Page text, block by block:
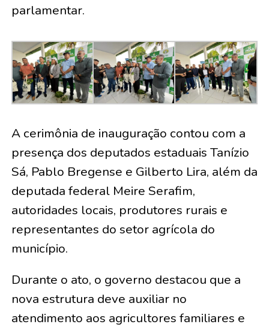
parlamentar.
A cerimônia de inauguração contou com a
presença dos deputados estaduais Tanízio
Sá, Pablo Bregense e Gilberto Lira, além da
deputada federal Meire Serafim,
autoridades locais, produtores rurais e
representantes do setor agrícola do
município.
Durante o ato, o governo destacou que a
nova estrutura deve auxiliar no
atendimento aos agricultores familiares e